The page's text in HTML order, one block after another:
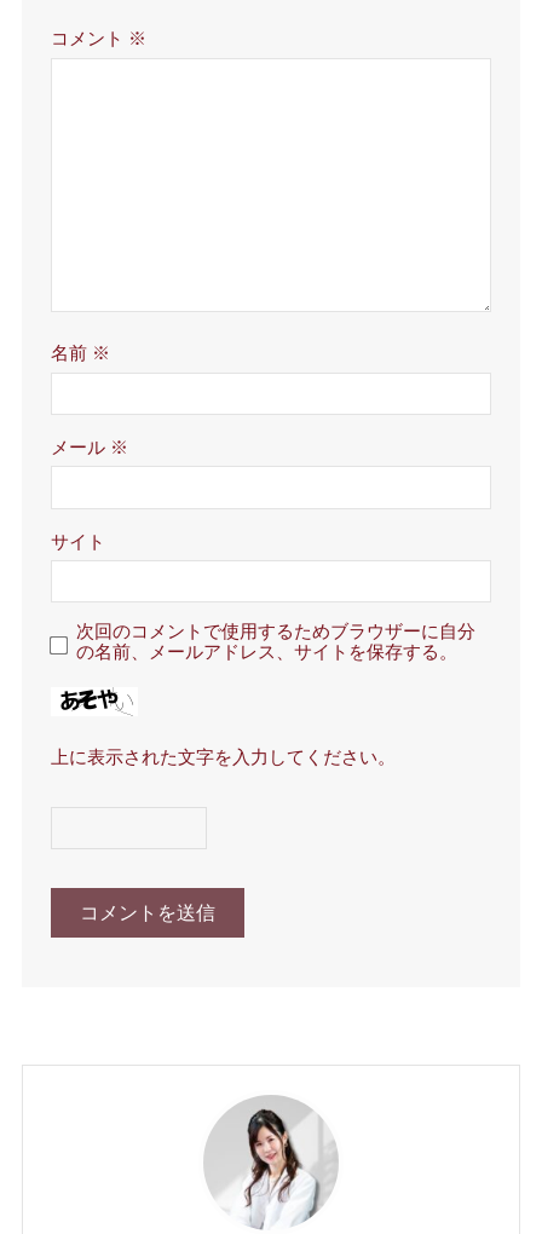
コメント ※
名前 ※
メール ※
サイト
次回のコメントで使用するためブラウザーに自分
の名前、メールアドレス、サイトを保存する。
上に表示された文字を入力してください。